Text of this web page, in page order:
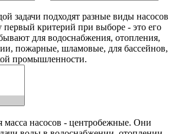
задачи подходят разные виды насосов
критерий при выборе - это его
для водоснабжения, отопления,
пожарные, шламовые, для бассейнов,
промышленности.
масса насосов - центробежные. Они